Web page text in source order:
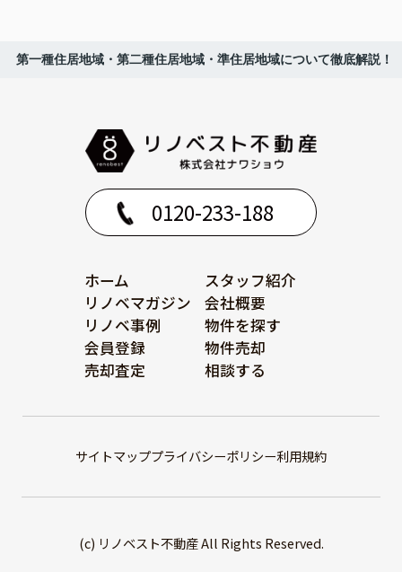
第一種住居地域・第二種住居地域・準住居地域について徹底解説！
0120-233-188
ホーム
スタッフ紹介
リノベマガジン
会社概要
リノベ事例
物件を探す
会員登録
物件売却
売却査定
相談する
サイトマッププライバシーポリシー利用規約
(c) リノベスト不動産 All Rights Reserved.